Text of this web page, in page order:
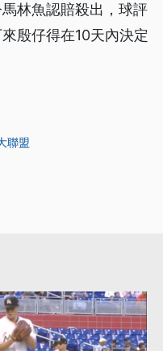
林魚認賠殺出，球評
殷仔得在10天內決定
聯盟